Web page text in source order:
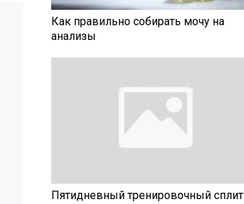
Как правильно собирать мочу на
анализы
Пятидневный тренировочный сплит